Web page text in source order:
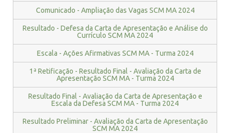
Comunicado - Ampliação das Vagas SCM MA 2024
Resultado - Defesa da Carta de Apresentação e Análise do
Currículo SCM MA 2024
Escala - Ações Afirmativas SCM MA - Turma 2024
1ª Retificação - Resultado Final - Avaliação da Carta de
Apresentação SCM MA - Turma 2024
Resultado Final - Avaliação da Carta de Apresentação e
Escala da Defesa SCM MA - Turma 2024
Resultado Preliminar - Avaliação da Carta de Apresentação
SCM MA 2024